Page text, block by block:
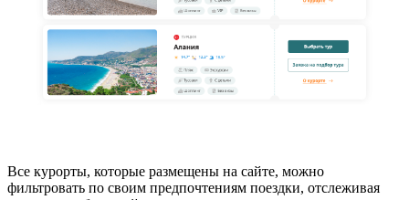
Все курорты, которые размещены на сайте, можно
фильтровать по своим предпочтениям поездки, отслеживая